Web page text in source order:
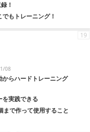
！
もトレーニング！
08
らハードトレーニング
を実践できる
で作って使用すること
19